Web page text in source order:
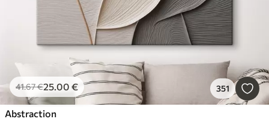
41.67€25.00 € 351
Abstraction